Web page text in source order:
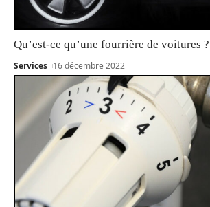
Qu’est-ce qu’une fourrière de voitures ?
Services 16 décembre 2022